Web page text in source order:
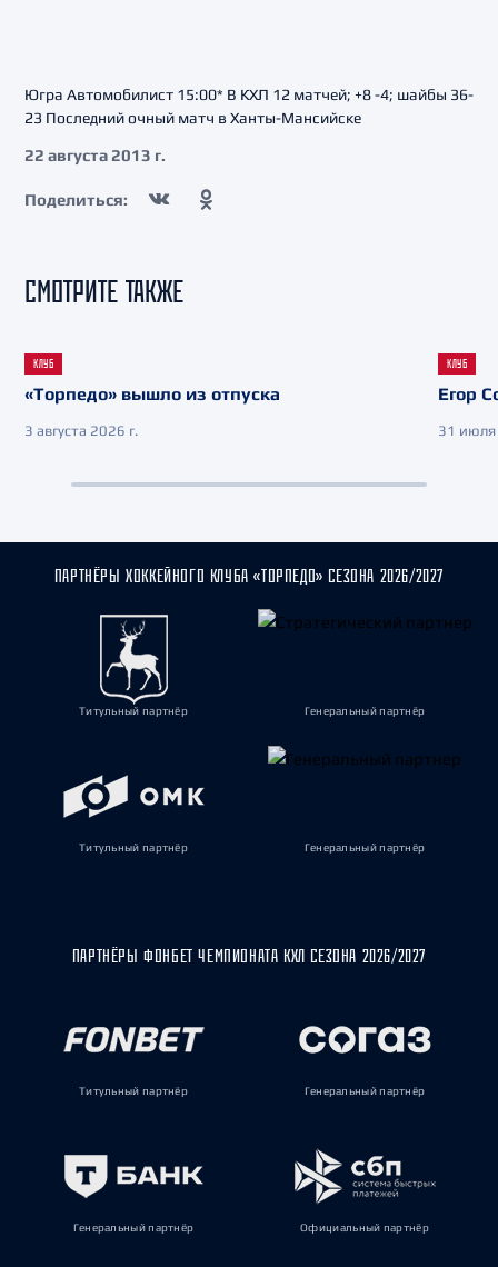
Югра Автомобилист 15:00* В КХЛ 12 матчей; +8 -4; шайбы 36-
23 Последний очный матч в Ханты-Мансийске
22 августа 2013 г.
Поделиться:
СМОТРИТЕ ТАКЖЕ
КЛУБ
«Торпедо» вышло из отпуска
3 августа 2026 г.
КЛУБ
Егор
31 июля
ПАРТНЁРЫ ХОККЕЙНОГО КЛУБА «ТОРПЕДО» СЕЗОНА 2026/2027
Титульный партнёр Генеральный партнёр
Титульный партнёр Генеральный партнёр
ПАРТНЁРЫ ФОНБЕТ ЧЕМПИОНАТА КХЛ СЕЗОНА 2026/2027
Титульный партнёр Генеральный партнёр
Генеральный партнёр Официальный партнёр